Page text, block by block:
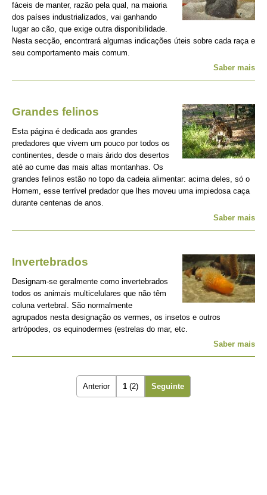
fáceis de manter, razão pela qual, na maioria
dos países industrializados, vai ganhando
lugar ao cão, que exige outra disponibilidade.
Nesta secção, encontrará algumas indicações úteis sobre cada raça e
seu comportamento mais comum.
Saber mais
Grandes felinos
Esta página é dedicada aos grandes
predadores que vivem um pouco por todos os
continentes, desde o mais árido dos desertos
até ao cume das mais altas montanhas. Os
grandes felinos estão no topo da cadeia alimentar: acima deles, só o
Homem, esse terrível predador que lhes moveu uma impiedosa caça
durante centenas de anos.
Saber mais
Invertebrados
Designam-se geralmente como invertebrados
todos os animais multicelulares que não têm
coluna vertebral. São normalmente
agrupados nesta designação os vermes, os insetos e outros
artrópodes, os equinodermes (estrelas do mar, etc.
Saber mais
Anterior 1 (2) Seguinte